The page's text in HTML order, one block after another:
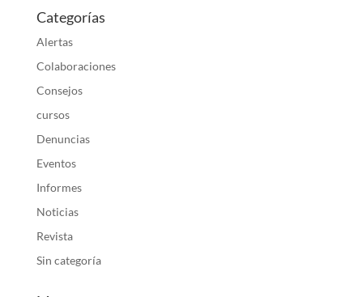
Categorías
Alertas
Colaboraciones
Consejos
cursos
Denuncias
Eventos
Informes
Noticias
Revista
Sin categoría